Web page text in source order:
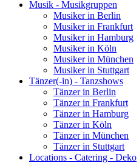
Musik - Musikgruppen
Musiker in Berlin
Musiker in Frankfurt
Musiker in Hamburg
Musiker in Köln
Musiker in München
Musiker in Stuttgart
Tänzer(-in) - Tanzshows
Tänzer in Berlin
Tänzer in Frankfurt
Tänzer in Hamburg
Tänzer in Köln
Tänzer in München
Tänzer in Stuttgart
Locations - Catering - Deko